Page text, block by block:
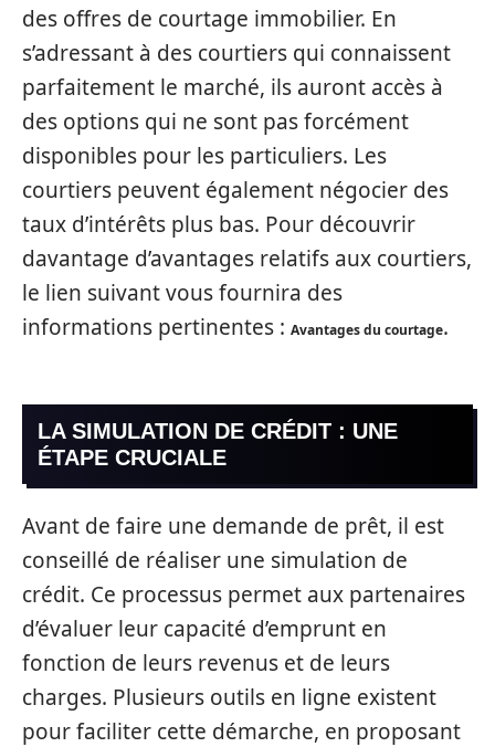
des offres de courtage immobilier. En
s’adressant à des courtiers qui connaissent
parfaitement le marché, ils auront accès à
des options qui ne sont pas forcément
disponibles pour les particuliers. Les
courtiers peuvent également négocier des
taux d’intérêts plus bas. Pour découvrir
davantage d’avantages relatifs aux courtiers,
le lien suivant vous fournira des
informations pertinentes : Avantages du courtage.
LA SIMULATION DE CRÉDIT : UNE
ÉTAPE CRUCIALE
Avant de faire une demande de prêt, il est
conseillé de réaliser une simulation de
crédit. Ce processus permet aux partenaires
d’évaluer leur capacité d’emprunt en
fonction de leurs revenus et de leurs
charges. Plusieurs outils en ligne existent
pour faciliter cette démarche, en proposant